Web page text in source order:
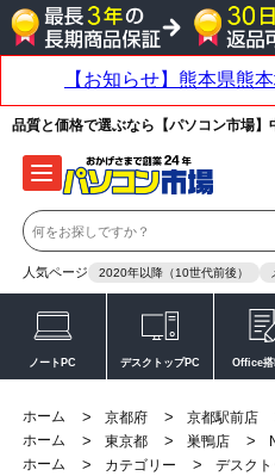
品質と価格で選ぶなら【パソコン市場】
人気ページ 2020年以降（10世代前後）
ノートPC デスクトップPC Office搭
ホーム > 京都府 > 京都駅前店
ホーム
> 東京都 > 巣鴨店 >
ホーム
> カテゴリー > デスク